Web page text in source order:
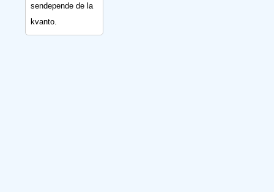
sendepende de la
kvanto.